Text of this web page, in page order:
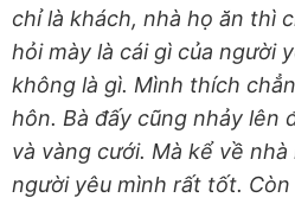
chỉ là khách, nhà họ ăn thì
hỏi mày là cái gì của người
không là gì. Mình thích
hôn. Bà đấy cũng nhảy lên
và vàng cưới. Mà kể về
người yêu mình rất tốt.